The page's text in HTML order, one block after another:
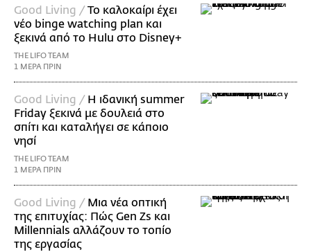
Good Living / Το καλοκαίρι έχει
νέο binge watching plan και
ξεκινά από το Hulu στο Disney+
THE LIFO TEAM
1 ΜΕΡΑ ΠΡΙΝ
Good Living / Η ιδανική summer
Friday ξεκινά με δουλειά στο
σπίτι και καταλήγει σε κάποιο
νησί
THE LIFO TEAM
1 ΜΕΡΑ ΠΡΙΝ
Good Living / Μια νέα οπτική
της επιτυχίας: Πώς Gen Zs και
Millennials αλλάζουν το τοπίο
της εργασίας